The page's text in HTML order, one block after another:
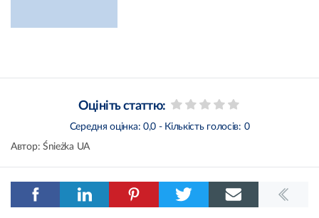
Оцініть статтю:
Середня оцінка: 0,0 - Кількість голосів: 0
Автор: Śnieżka UA